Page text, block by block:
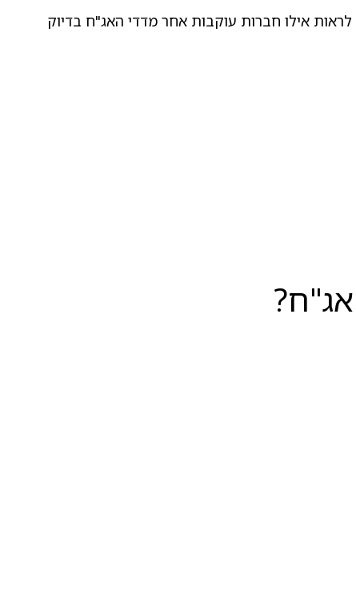
אילו חברות עוקבות אחר מדדי האג"ח בדיוק